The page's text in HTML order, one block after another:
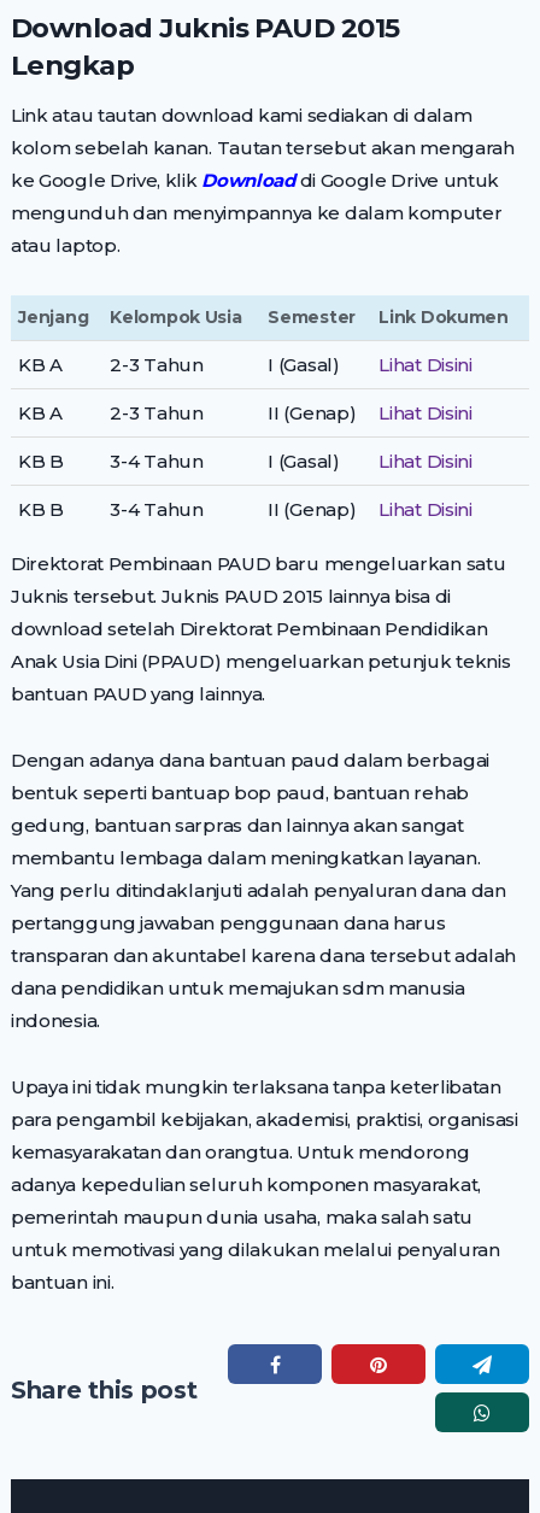
Download Juknis PAUD 2015
Lengkap
Link atau tautan download kami sediakan di dalam
kolom sebelah kanan. Tautan tersebut akan mengarah
ke Google Drive, klik Downloaddi Google Drive untuk
mengunduh dan menyimpannya ke dalam komputer
atau laptop.
Jenjang Kelompok Usia Semester Link Dokumen
KB A 2-3 Tahun I (Gasal) Lihat Disini
KB A 2-3 Tahun II (Genap) Lihat Disini
KB B 3-4 Tahun I (Gasal) Lihat Disini
KB B 3-4 Tahun II (Genap) Lihat Disini
Direktorat Pembinaan PAUD baru mengeluarkan satu
Juknis tersebut. Juknis PAUD 2015 lainnya bisa di
download setelah Direktorat Pembinaan Pendidikan
Anak Usia Dini (PPAUD) mengeluarkan petunjuk teknis
bantuan PAUD yang lainnya.
Dengan adanya dana bantuan paud dalam berbagai
bentuk seperti bantuap bop paud, bantuan rehab
gedung, bantuan sarpras dan lainnya akan sangat
membantu lembaga dalam meningkatkan layanan.
Yang perlu ditindaklanjuti adalah penyaluran dana dan
pertanggung jawaban penggunaan dana harus
transparan dan akuntabel karena dana tersebut adalah
dana pendidikan untuk memajukan sdm manusia
indonesia.
Upaya ini tidak mungkin terlaksana tanpa keterlibatan
para pengambil kebijakan, akademisi, praktisi, organisasi
kemasyarakatan dan orangtua. Untuk mendorong
adanya kepedulian seluruh komponen masyarakat,
pemerintah maupun dunia usaha, maka salah satu
untuk memotivasi yang dilakukan melalui penyaluran
bantuan ini.
Share this post